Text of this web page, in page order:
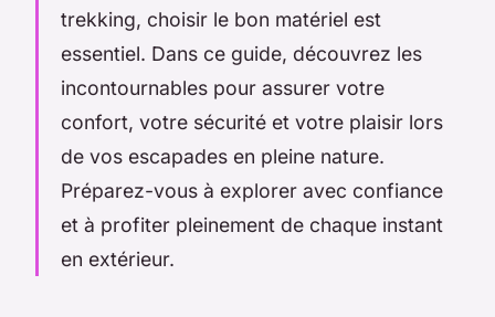
trekking, choisir le bon matériel est
essentiel. Dans ce guide, découvrez les
incontournables pour assurer votre
confort, votre sécurité et votre plaisir lors
de vos escapades en pleine nature.
Préparez-vous à explorer avec confiance
et à profiter pleinement de chaque instant
en extérieur.